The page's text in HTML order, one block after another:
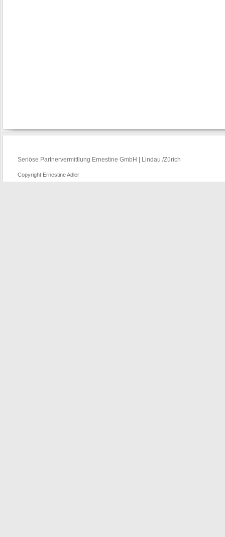
Seriöse Partnervermittlung Ernestine GmbH | Lindau /Zürich
Copyright Ernestine Adler